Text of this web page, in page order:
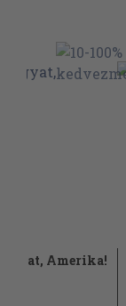
Amerika!